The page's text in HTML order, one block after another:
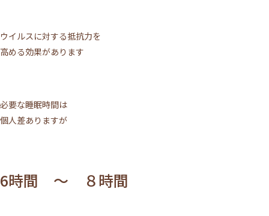
ウイルスに対する抵抗力を
高める効果があります
必要な睡眠時間は
個人差ありますが
6時間 ～ ８時間